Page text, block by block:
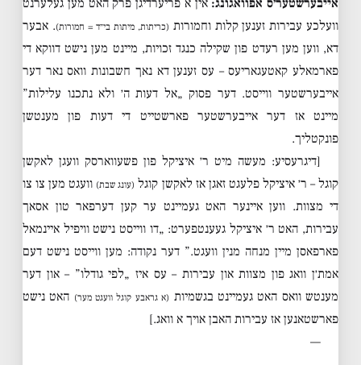
אייבערשטער׳ס אפוואגונג: אין א פריערדיגן פרק האט מען געלערנט
וועלכע עבירות זענען קלות וחמורות (כריתות, מיתות בי״ד = חמורות). אבער
דא, ווען מען רעדט פון שקילה כנגד זכויות, מיינט מען נישט דווקא די
פארמאלע קאטעגאריעס – עס זענען דא נאך חשבונות וואס נאר דער
אייבערשטער ווייסט. דער פסוק „אל דעות ה׳ ולא נתכנו עלילות”
מיינט אז דער אייבערשטער פארשטייט די דעות פון מענטשן
פונקטליך.
[דיגרעסיע: מעשה מיט ר׳ איציקל פון פשעווארסק וועגן לאקשן
קוגל – ר׳ איציקל פלעגט זאגן אז לאקשן קוגל (עונג שבת) וועגט מען צו צו
די מצוות. ווען איינער האט געמיינט ער קען דערפאר טון אסאך
עבירות, האט ר׳ איציקל געענטפערט: „דו ווייסט נישט וויפיל איינמאל
פארפאסן מיין מנחה מנין וועגט.” דער נקודה: מען ווייסט נישט דעם
אמת׳ן וואג פון מצוות און עבירות – עס איז „לפי גודלו” – און דער
מענטש וואס האט געמיינט בגשמיות (א גראבע קוגל וועגט מער) האט נישט
פארשטאנען אז עבירות האבן אויך א וואג.]
—